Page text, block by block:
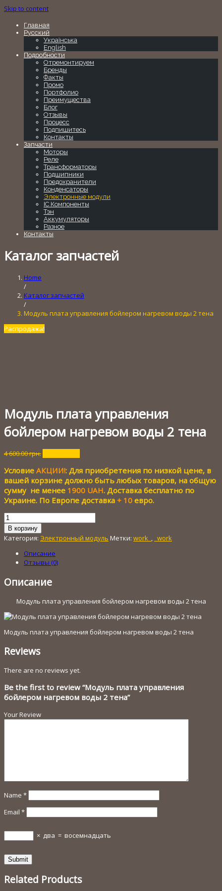
Skip to content
Главная
Русский
Українська
English
Подробности
Отремонтируем
Бренды
Факты
Промо
Портфолио
Преимущества
Блог
Отзывы
Процесс
Подпишитесь
Контакты
Запчасти
Моторы
Реле
Трансформаторы
Подшипники
Предохранители
Конденсаторы
Электронные модули
IC Компоненты
Тэн
Аккумуляторы
Разное
Контакты
Каталог запчастей
Home
/
Каталог запчастей
/
Модуль плата управления бойлером нагревом воды 2 тена
Распродажа!
Модуль плата управления
бойлером нагревом воды 2 тена
4 600.00грн.
составляла
4
600.00 грн..
1
000.00 грн..
Условие АКЦИИ!: Для приобретения по низкой цене, в
вашей корзине должно быть любых товаров, на общую
сумму не менее 1900 UAH. Доставка бесплатно по
Украине. По Европе доставка + 10 евро.
Количество
товара
Модуль
управления
бойлером
воды
2
тена
В корзину
Категория: Электронный модуль Метки: work_ , _work
Описание
Отзывы (0)
Описание
Модуль плата управления бойлером нагревом воды 2 тена
Модуль плата управления бойлером нагревом воды 2 тена
Reviews
There are no reviews yet.
Be the first to review “Модуль плата управления
бойлером нагревом воды 2 тена”
Your Review
Name *
Email *
× два = восемнадцать
Related Products